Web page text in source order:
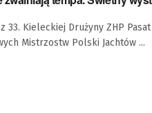
33. Kieleckiej Drużyny ZHP
Mistrzostw Polski Jachtów ...